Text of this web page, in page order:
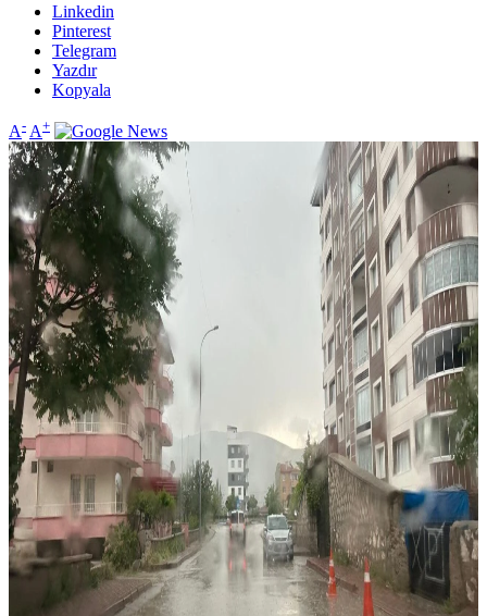
Linkedin
Pinterest
Telegram
Yazdır
Kopyala
A- A+